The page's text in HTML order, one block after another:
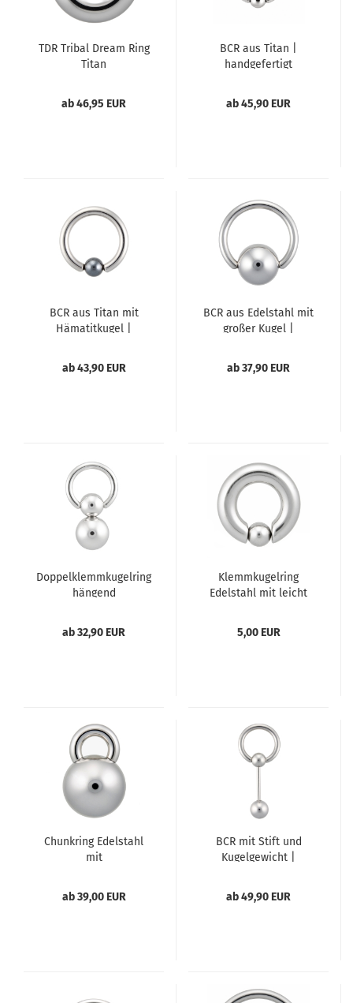
TDR Tribal Dream Ring
Titan
ab 46,95 EUR
BCR aus Titan |
handgefertigt
ab 45,90 EUR
BCR aus Titan mit
Hämatitkugel |
ab 43,90 EUR
BCR aus Edelstahl mit
großer Kugel |
ab 37,90 EUR
Doppelklemmkugelring
hängend
ab 32,90 EUR
Klemmkugelring
Edelstahl mit leicht
5,00 EUR
Chunkring Edelstahl
mit
ab 39,00 EUR
BCR mit Stift und
Kugelgewicht |
ab 49,90 EUR